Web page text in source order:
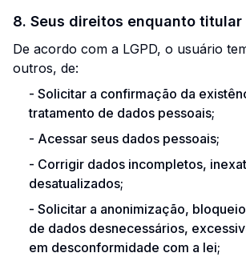
8. Seus direitos enquanto titular
De acordo com a LGPD, o usuário
outros, de:
- Solicitar a confirmação da
tratamento de dados pessoais;
- Acessar seus dados pessoais;
- Corrigir dados incompletos,
desatualizados;
- Solicitar a anonimização,
de dados desnecessários,
em desconformidade com a lei;